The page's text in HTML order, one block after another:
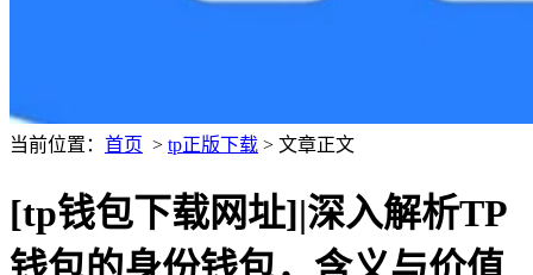
当前位置： 首页 > tp正版下载 > 文章正文
[tp钱包下载网址]|深入解析TP